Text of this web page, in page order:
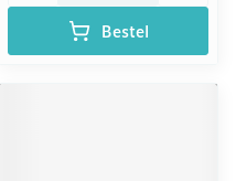
Bestel